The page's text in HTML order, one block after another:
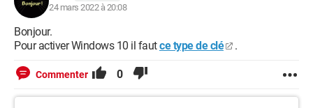
24 mars 2022 à 20:08
Bonjour.
Pour activer Windows 10 il fautce type de clé .
Commenter 0